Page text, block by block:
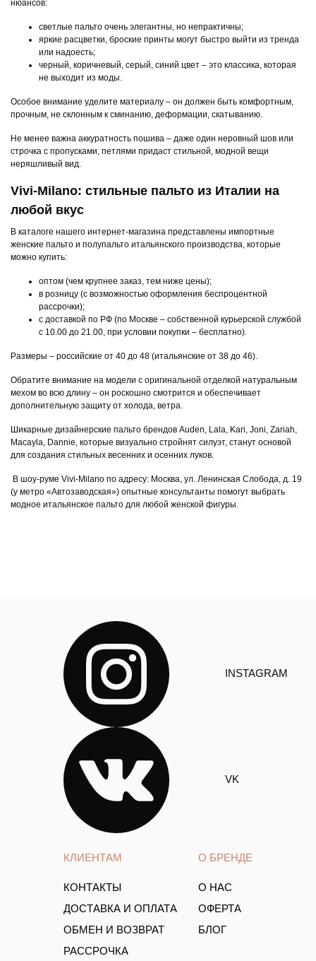
нюансов:
светлые пальто очень элегантны, но непрактичны;
яркие расцветки, броские принты могут быстро выйти из тренда
или надоесть;
черный, коричневый, серый, синий цвет – это классика, которая
не выходит из моды.
Особое внимание уделите материалу – он должен быть комфортным,
прочным, не склонным к сминанию, деформации, скатыванию.
Не менее важна аккуратность пошива – даже один неровный шов или
строчка с пропусками, петлями придаст стильной, модной вещи
неряшливый вид.
Vivi-Milano: стильные пальто из Италии на
любой вкус
В каталоге нашего интернет-магазина представлены импортные
женские пальто и полупальто итальянского производства, которые
можно купить:
оптом (чем крупнее заказ, тем ниже цены);
в розницу (с возможностью оформления беспроцентной
рассрочки);
с доставкой по РФ (по Москве – собственной курьерской службой
с 10.00 до 21.00, при условии покупки – бесплатно).
Размеры – российские от 40 до 48 (итальянские от 38 до 46).
Обратите внимание на модели с оригинальной отделкой натуральным
мехом во всю длину – он роскошно смотрится и обеспечивает
дополнительную защиту от холода, ветра.
Шикарные дизайнерские пальто брендов Auden, Lala, Kari, Joni, Zariah,
Macayla, Dannie, которые визуально стройнят силуэт, станут основой
для создания стильных весенних и осенних луков.
В шоу-руме Vivi-Milano по адресу: Москва, ул. Ленинская Слобода, д. 19
(у метро «Автозаводская») опытные консультанты помогут выбрать
модное итальянское пальто для любой женской фигуры.
КЛИЕНТАМ
КОНТАКТЫ
ДОСТАВКА И ОПЛАТА
ОБМЕН И ВОЗВРАТ
РАССРОЧКА
О БРЕНДЕ
О НАС
ОФЕРТА
БЛОГ
INSTAGRAM
VK